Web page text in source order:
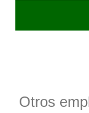
Otros